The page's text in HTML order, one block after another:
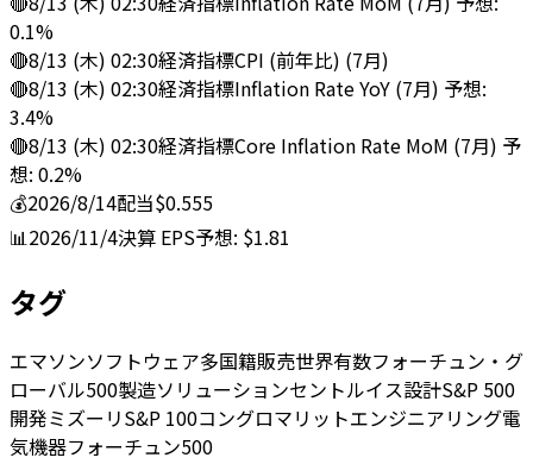
0.1%
🔴8/13 (木) 02:30経済指標CPI (前年比) (7月)
🔴8/13 (木) 02:30経済指標Inflation Rate YoY (7月) 予想:
3.4%
🔴8/13 (木) 02:30経済指標Core Inflation Rate MoM (7月) 予
想: 0.2%
💰2026/8/14配当$0.555
📊2026/11/4決算 EPS予想: $1.81
タグ
エマソンソフトウェア多国籍販売世界有数フォーチュン・グ
ローバル500製造ソリューションセントルイス設計S&P 500
開発ミズーリS&P 100コングロマリットエンジニアリング電
気機器フォーチュン500